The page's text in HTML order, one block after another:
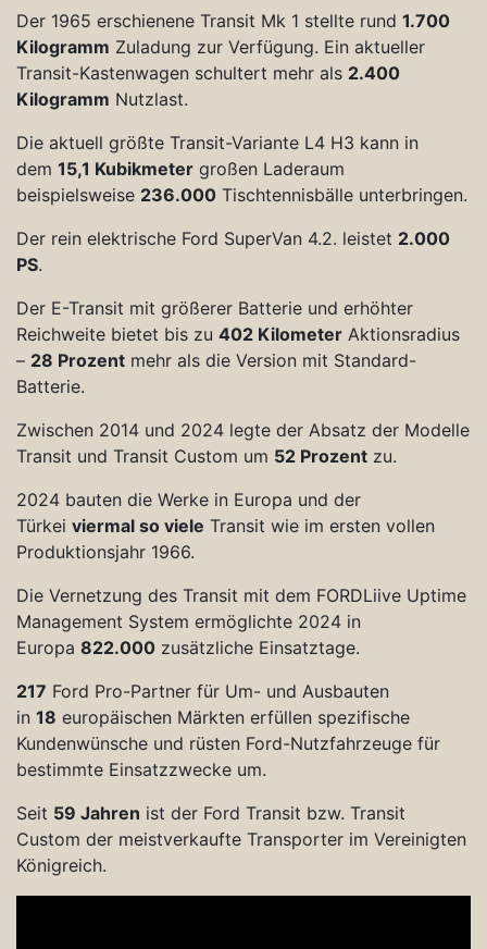
Der 1965 erschienene Transit Mk 1 stellte rund 1.700
Kilogramm Zuladung zur Verfügung. Ein aktueller
Transit-Kastenwagen schultert mehr als 2.400
Kilogramm Nutzlast.
Die aktuell größte Transit-Variante L4 H3 kann in
dem 15,1 Kubikmeter großen Laderaum
beispielsweise 236.000 Tischtennisbälle unterbringen.
Der rein elektrische Ford SuperVan 4.2. leistet 2.000
PS.
Der E-Transit mit größerer Batterie und erhöhter
Reichweite bietet bis zu 402 Kilometer Aktionsradius
– 28 Prozent mehr als die Version mit Standard-
Batterie.
Zwischen 2014 und 2024 legte der Absatz der Modelle
Transit und Transit Custom um 52 Prozent zu.
2024 bauten die Werke in Europa und der
Türkei viermal so viele Transit wie im ersten vollen
Produktionsjahr 1966.
Die Vernetzung des Transit mit dem FORDLiive Uptime
Management System ermöglichte 2024 in
Europa 822.000 zusätzliche Einsatztage.
217 Ford Pro-Partner für Um- und Ausbauten
in 18 europäischen Märkten erfüllen spezifische
Kundenwünsche und rüsten Ford-Nutzfahrzeuge für
bestimmte Einsatzzwecke um.
Seit 59 Jahren ist der Ford Transit bzw. Transit
Custom der meistverkaufte Transporter im Vereinigten
Königreich.